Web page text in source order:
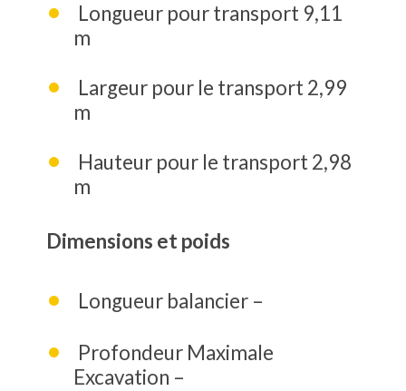
Longueur pour transport 9,11
m
Largeur pour le transport 2,99
m
Hauteur pour le transport 2,98
m
Dimensions et poids
Longueur balancier –
Profondeur Maximale
Excavation –